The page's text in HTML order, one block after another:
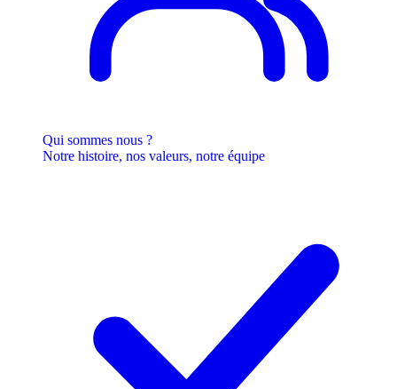
Qui sommes nous ?
Notre histoire, nos valeurs, notre équipe